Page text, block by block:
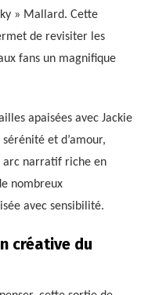
» Mallard. Cette
de revisiter les
fans un magnifique
apaisées avec Jackie
et d’amour,
arc narratif riche en
nombreux
avec sensibilité.
créative du